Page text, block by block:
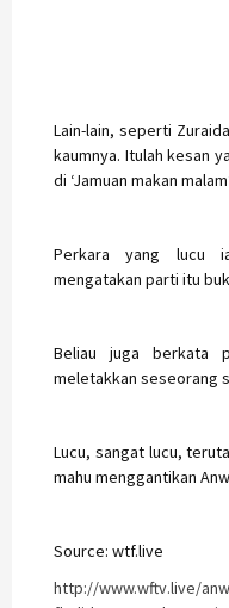
Lain-lain, seperti
kaumnya. Itulah kesan
di ‘Jamuan makan
Perkara yang lucu
mengatakan parti itu
Beliau juga berkata
meletakkan seseorang
Lucu, sangat lucu,
mahu menggantikan
Source: wtf.live
http://www.wftv.live/